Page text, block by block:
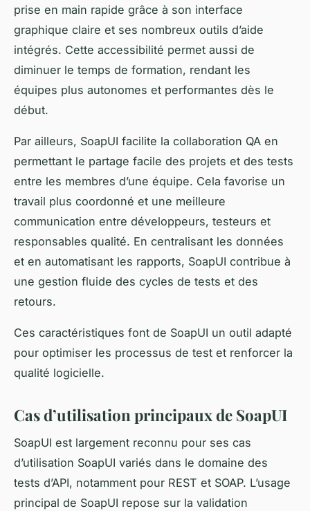
prise en main rapide grâce à son interface
graphique claire et ses nombreux outils d’aide
intégrés. Cette accessibilité permet aussi de
diminuer le temps de formation, rendant les
équipes plus autonomes et performantes dès le
début.
Par ailleurs, SoapUI facilite la collaboration QA en
permettant le partage facile des projets et des tests
entre les membres d’une équipe. Cela favorise un
travail plus coordonné et une meilleure
communication entre développeurs, testeurs et
responsables qualité. En centralisant les données
et en automatisant les rapports, SoapUI contribue à
une gestion fluide des cycles de tests et des
retours.
Ces caractéristiques font de SoapUI un outil adapté
pour optimiser les processus de test et renforcer la
qualité logicielle.
Cas d’utilisation principaux de SoapUI
SoapUI est largement reconnu pour ses cas
d’utilisation SoapUI variés dans le domaine des
tests d’API, notamment pour REST et SOAP. L’usage
principal de SoapUI repose sur la validation